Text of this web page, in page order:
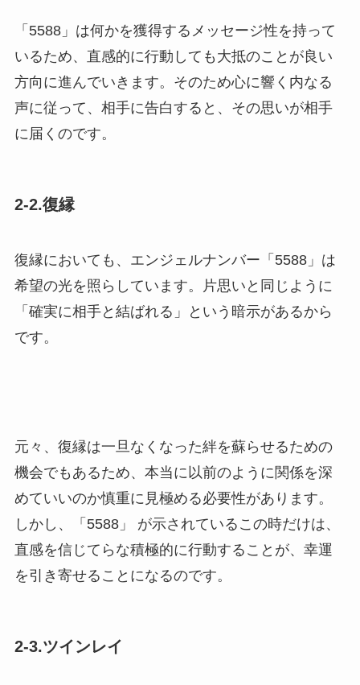
「5588」は何かを獲得するメッセージ性を持って
いるため、直感的に行動しても大抵のことが良い
方向に進んでいきます。そのため心に響く内なる
声に従って、相手に告白すると、その思いが相手
に届くのです。
2-2.復縁
復縁においても、エンジェルナンバー「5588」は
希望の光を照らしています。片思いと同じように
「確実に相手と結ばれる」という暗示があるから
です。
元々、復縁は一旦なくなった絆を蘇らせるための
機会でもあるため、本当に以前のように関係を深
めていいのか慎重に見極める必要性があります。
しかし、「5588」 が示されているこの時だけは、
直感を信じてらな積極的に行動することが、幸運
を引き寄せることになるのです。
2-3.ツインレイ